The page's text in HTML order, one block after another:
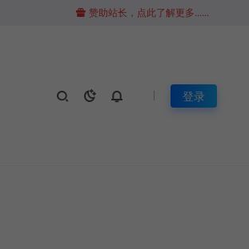
赞助站长，点此了解更多......
登录